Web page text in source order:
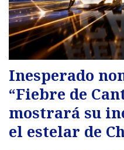
Inesperado
“Fiebre de
mostrará su
el estelar de